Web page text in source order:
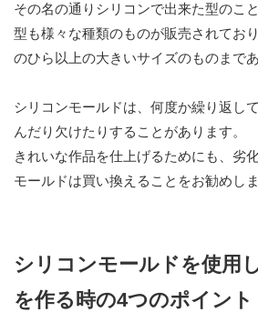
その名の通りシリコンで出来た型のこ
型も様々な種類のものが販売されてお
のひら以上の大きいサイズのものまで
シリコンモールドは、何度か繰り返し
んだり欠けたりすることがあります。
きれいな作品を仕上げるためにも、劣
モールドは買い換えることをお勧めしま
シリコンモールドを使用
を作る時の4つのポイント